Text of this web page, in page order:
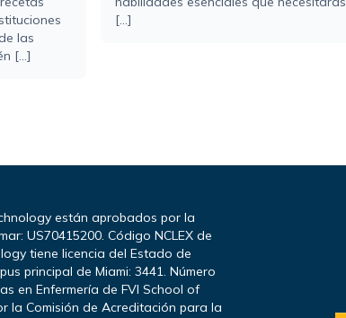
las
[...]
[...]
están aprobados por la
US70415200. Código NCLEX de
tiene licencia del Estado de
principal de Miami: 3441. Número
en Enfermería de FVI School of
la Comisión de Acreditación para la